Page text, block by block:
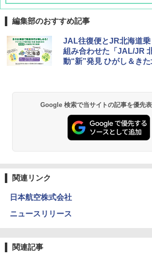
地球の歩き方 スター・ウ
￥2,695
力的な町 2026～2027 地
￥2,079
[キャンパーズコレクショ
プテント 傘みたいに広げ
ッとサンシェード キュー
ッシュ 簡単設置 ワンタ
PYKES PEAK (パイクス
ト プライバシー テント
人用 折りたたみ 防災グ
ーチ ピクニック ポップ
DEWEL パラソル 大型 ビ
ラソル ガーデン サイト
防水 UVカット 4段階高さ
き
GRANDOOR ステンレス
026リニューアル 急速冷
コンパクト 保冷力長持ち
￥2,980
編集部のおすすめ記事
JAL往復便とJR北海道乗
組み合わせた「JAL/JR
動“新”発見 ひがし＆き
Google 検索で当サイトの記事を優先
関連リンク
日本航空株式会社
ニュースリリース
関連記事